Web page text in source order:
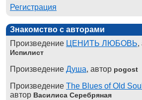
Регистрация
Знакомство с авторами
Произведение ЦЕНИТЬ ЛЮБОВЬ,
Испилист
Произведение Душа, автор pogost
Произведение The Blues of Old
автор Василиса Серебряная